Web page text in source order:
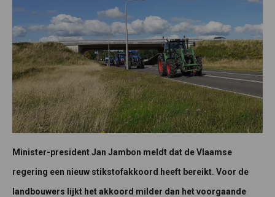
Minister-president Jan Jambon meldt dat de Vlaamse
regering een nieuw stikstofakkoord heeft bereikt. Voor de
landbouwers lijkt het akkoord milder dan het voorgaande